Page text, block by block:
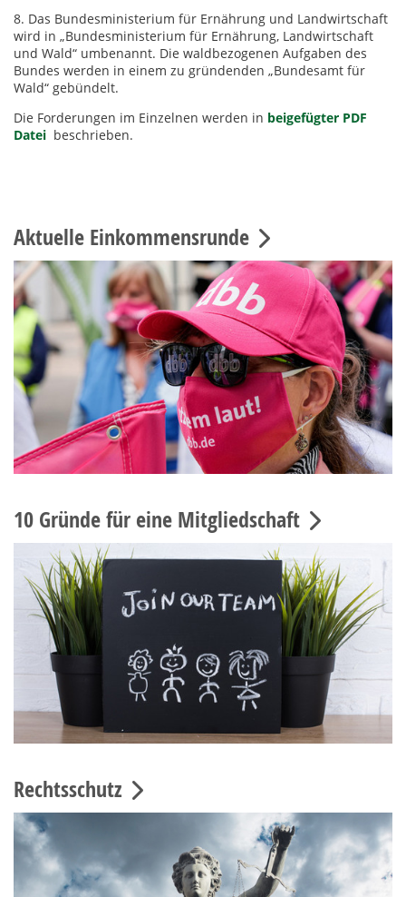
8. Das Bundesministerium für Ernährung und Landwirtschaft
wird in „Bundesministerium für Ernährung, Landwirtschaft
und Wald“ umbenannt. Die waldbezogenen Aufgaben des
Bundes werden in einem zu gründenden „Bundesamt für
Wald“ gebündelt.
Die Forderungen im Einzelnen werden in beigefügter PDF
Datei beschrieben.
Aktuelle Einkommensrunde
10 Gründe für eine Mitgliedschaft
Rechtsschutz